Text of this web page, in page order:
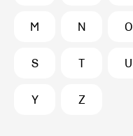
M N O
S T U
Y Z